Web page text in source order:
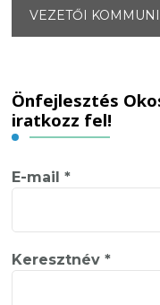
VEZETŐI
Önfejlesztés
iratkozz fel!
E-mail*
Keresztnév*